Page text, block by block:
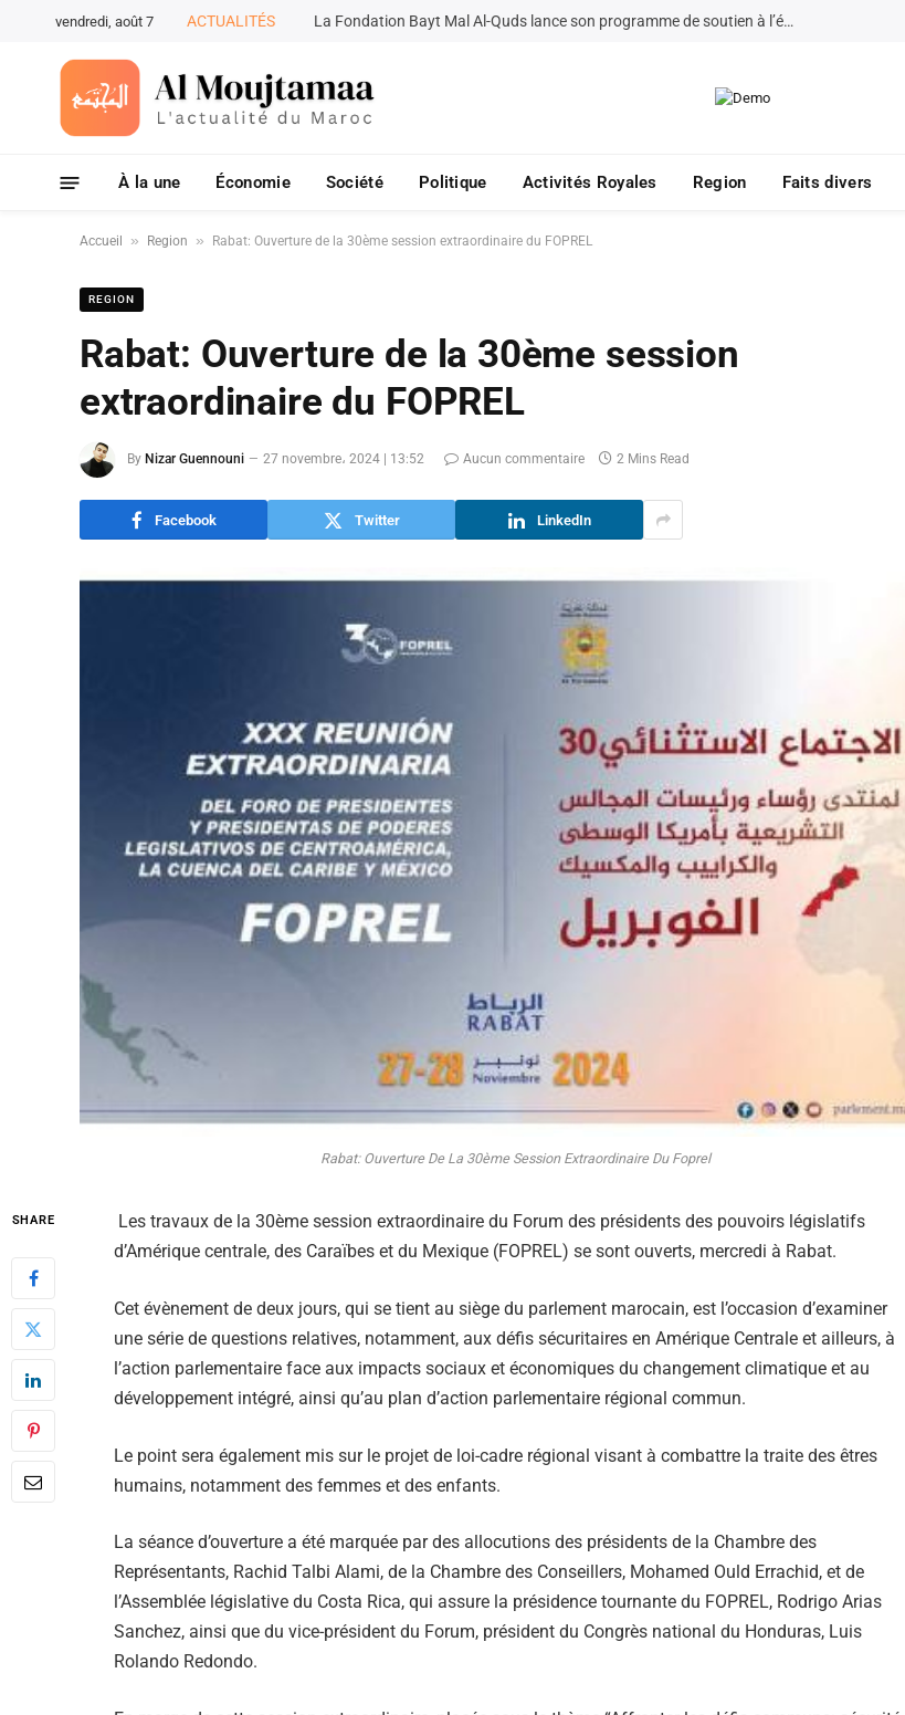
vendredi, août 7 ACTUALITÉS La Fondation Bayt Mal Al-Quds lance son programme de soutien à l’éducation à Jérusalem pour 2026
À la une Économie Société Politique Activités Royales Region Faits divers
Accueil » Region » Rabat: Ouverture de la 30ème session extraordinaire du FOPREL
REGION
Rabat: Ouverture de la 30ème session
extraordinaire du FOPREL
By Nizar Guennouni 27 novembre، 2024 | 13:52 Aucun commentaire 2 Mins Read
Facebook Twitter LinkedIn
Rabat: Ouverture De La 30ème Session Extraordinaire Du Foprel
SHARE
Les travaux de la 30ème session extraordinaire du Forum des présidents des pouvoirs législatifs
d’Amérique centrale, des Caraïbes et du Mexique (FOPREL) se sont ouverts, mercredi à Rabat.
Cet évènement de deux jours, qui se tient au siège du parlement marocain, est l’occasion d’examiner
une série de questions relatives, notamment, aux défis sécuritaires en Amérique Centrale et ailleurs, à
l’action parlementaire face aux impacts sociaux et économiques du changement climatique et au
développement intégré, ainsi qu’au plan d’action parlementaire régional commun.
Le point sera également mis sur le projet de loi-cadre régional visant à combattre la traite des êtres
humains, notamment des femmes et des enfants.
La séance d’ouverture a été marquée par des allocutions des présidents de la Chambre des
Représentants, Rachid Talbi Alami, de la Chambre des Conseillers, Mohamed Ould Errachid, et de
l’Assemblée législative du Costa Rica, qui assure la présidence tournante du FOPREL, Rodrigo Arias
Sanchez, ainsi que du vice-président du Forum, président du Congrès national du Honduras, Luis
Rolando Redondo.